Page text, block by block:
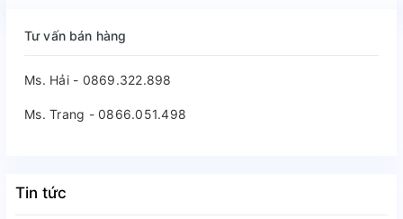
Tư vấn bán hàng
Ms. Hải - 0869.322.898
Ms. Trang - 0866.051.498
Tin tức